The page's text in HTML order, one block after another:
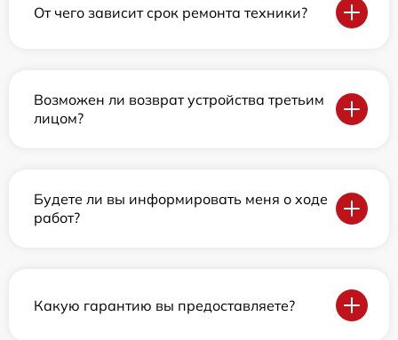
От чего зависит срок ремонта техники?
Возможен ли возврат устройства третьим
лицом?
Будете ли вы информировать меня о ходе
работ?
Какую гарантию вы предоставляете?